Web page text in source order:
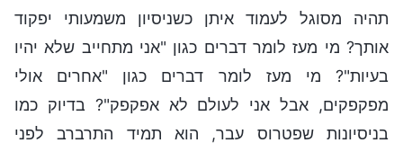
תהיה מסוגל לעמוד איתן כשניסיון משמעותי יפקוד
אותך? מי מעז לומר דברים כגון "אני מתחייב שלא יהיו
בעיות"? מי מעז לומר דברים כגון "אחרים אולי
מפקפקים, אבל אני לעולם לא אפקפק"? בדיוק כמו
בניסיונות שפטרוס עבר, הוא תמיד התרברב לפני